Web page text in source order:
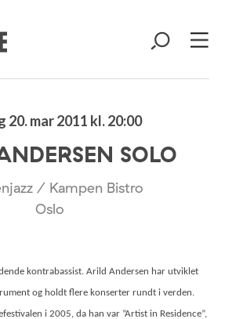
20. mar 2011 kl. 20:00
SOLO
/ Kampen Bistro
Oslo
kontrabassist. Arild Andersen har utviklet
og holdt flere konserter rundt i verden.
i 2005, da han var ”Artist in Residence”,